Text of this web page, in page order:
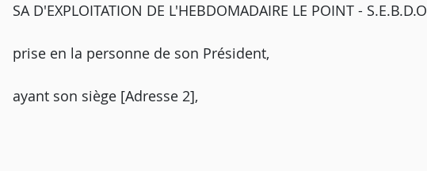
SA D'EXPLOITATION DE L'HEBDOMADAIRE LE POINT - S.E.B.D.O
prise en la personne de son Président,
ayant son siège [Adresse 2],